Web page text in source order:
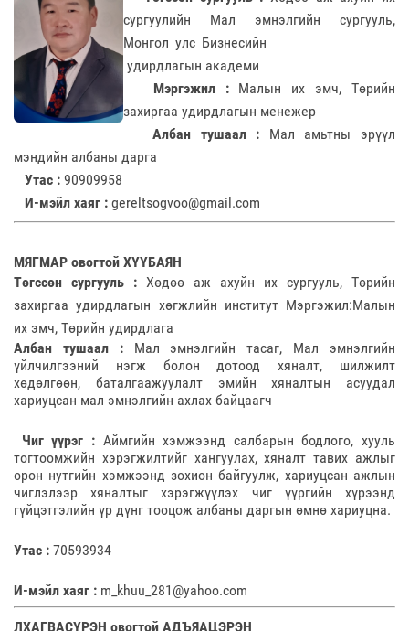
сургуулийн Мал эмнэлгийн сургууль,
Монгол улс Бизнесийн
удирдлагын академи
Мэргэжил : Малын их эмч, Төрийн
захиргаа удирдлагын менежер
Албан тушаал : Мал амьтны эрүүл
мэндийн албаны дарга
Утас : 90909958
И-мэйл хаяг : gereltsogvoo@gmail.com
МЯГМАР овогтой ХҮҮБАЯН
Төгссөн сургууль : Хөдөө аж ахуйн их сургууль, Төрийн
захиргаа удирдлагын хөгжлийн институт Мэргэжил:Малын
их эмч, Төрийн удирдлага
Албан тушаал :Мал эмнэлгийн тасаг, Мал эмнэлгийн
үйлчилгээний нэгж болон дотоод хяналт, шилжилт
хөдөлгөөн, баталгаажуулалт эмийн хяналтын асуудал
хариуцсан мал эмнэлгийн ахлах байцаагч
Чиг үүрэг : Аймгийн хэмжээнд салбарын бодлого, хууль
тогтоомжийн хэрэгжилтийг хангуулах, хяналт тавих ажлыг
орон нутгийн хэмжээнд зохион байгуулж, хариуцсан ажлын
чиглэлээр хяналтыг хэрэгжүүлэх чиг үүргийн хүрээнд
гүйцэтгэлийн үр дүнг тооцож албаны даргын өмнө хариуцна.
Утас : 70593934
И-мэйл хаяг : m_khuu_281@yahoo.com
ЛХАГВАСҮРЭН овогтой АДЪЯАЦЭРЭН